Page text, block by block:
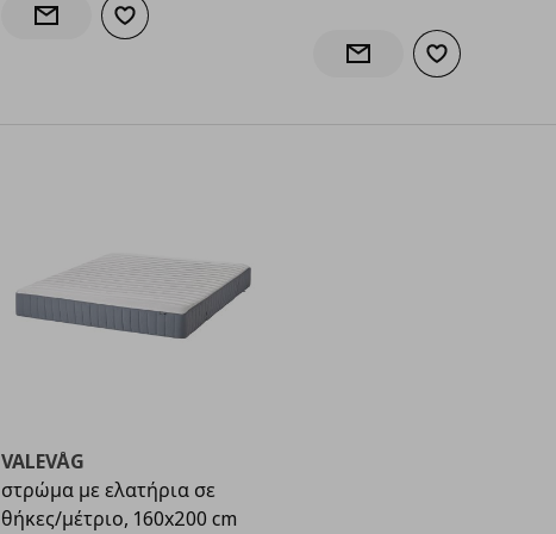
Ενημέρωση διαθεσιμότητας
Προσθήκη στα αγαπημένα
Ενημέρωση διαθεσιμότητας
Προσθήκη στα
VALEVÅG
στρώμα με ελατήρια σε
θήκες/μέτριο, 160x200 cm